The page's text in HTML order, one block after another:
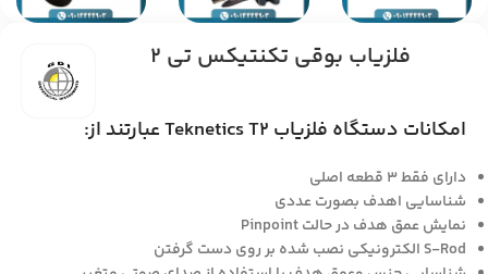
فلزیاب بوقی تکنتیکس تی 2
امکانات دستگاه فلزیاب Teknetics T2 عبارتند از:
دارای فقط 3 قطعه اصلی
شناسایی اهدف بصورت عددی
نمایش عمق هدف در حالت Pinpoint
S-Rod الکترونیکی نصب شده بر روی دست گرفتن